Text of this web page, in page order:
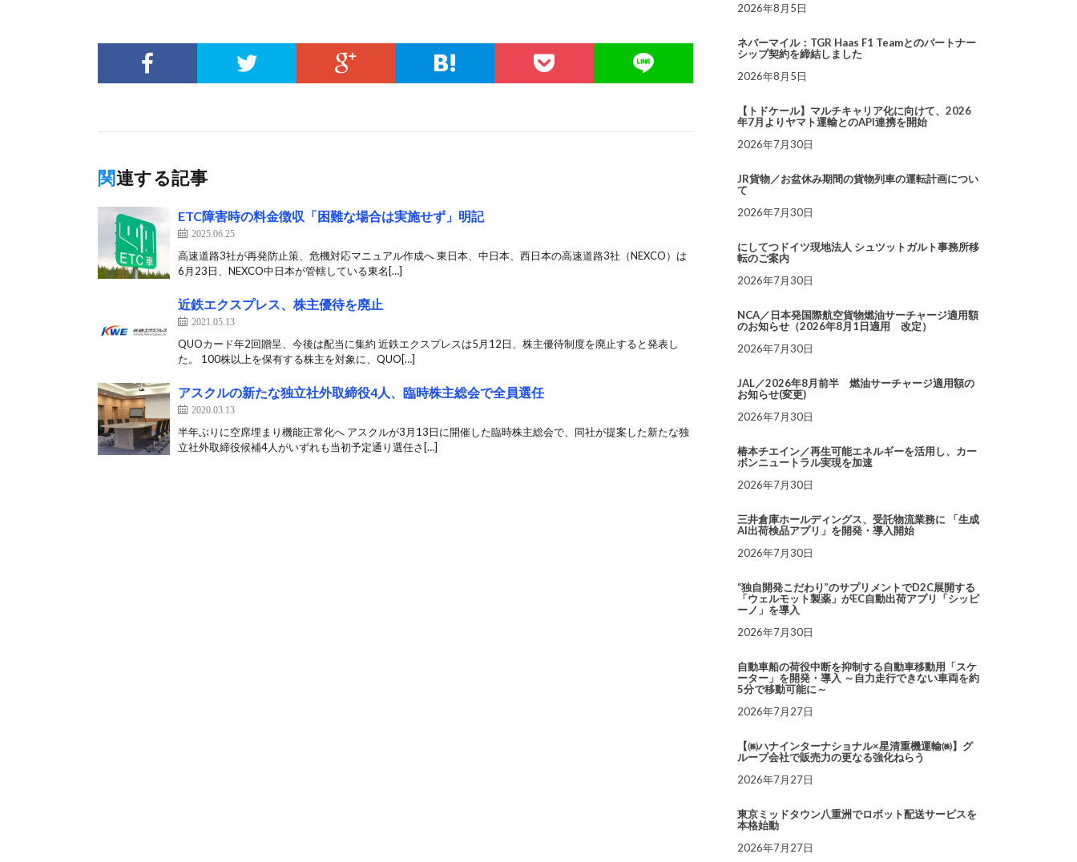
関連する記事
ETC障害時の料金徴収「困難な場合は実施せず」明記
2025.06.25
高速道路3社が再発防止策、危機対応マニュアル作成へ 東日本、中日本、西日本の高速道路3社（NEXCO）は
6月23日、NEXCO中日本が管轄している東名[…]
近鉄エクスプレス、株主優待を廃止
2021.05.13
QUOカード年2回贈呈、今後は配当に集約 近鉄エクスプレスは5月12日、株主優待制度を廃止すると発表し
た。 100株以上を保有する株主を対象に、QUO[…]
アスクルの新たな独立社外取締役4人、臨時株主総会で全員選任
2020.03.13
半年ぶりに空席埋まり機能正常化へ アスクルが3月13日に開催した臨時株主総会で、同社が提案した新たな独
立社外取締役候補4人がいずれも当初予定通り選任さ[…]
2026年8月5日
ネバーマイル：TGR Haas F1 Teamとのパートナー
シップ契約を締結しました
2026年8月5日
【トドケール】マルチキャリア化に向けて、2026
年7月よりヤマト運輸とのAPI連携を開始
2026年7月30日
JR貨物／お盆休み期間の貨物列車の運転計画につい
て
2026年7月30日
にしてつドイツ現地法人 シュツットガルト事務所移
転のご案内
2026年7月30日
NCA／日本発国際航空貨物燃油サーチャージ適用額
のお知らせ（2026年8月1日適用 改定）
2026年7月30日
JAL／2026年8月前半 燃油サーチャージ適用額の
お知らせ(変更)
2026年7月30日
椿本チエイン／再生可能エネルギーを活用し、カー
ボンニュートラル実現を加速
2026年7月30日
三井倉庫ホールディングス、受託物流業務に 「生成
AI出荷検品アプリ」を開発・導入開始
2026年7月30日
“独自開発こだわり”のサプリメントでD2C展開する
「ウェルモット製薬」がEC自動出荷アプリ「シッピ
ーノ」を導入
2026年7月30日
自動車船の荷役中断を抑制する自動車移動用「スケ
ーター」を開発・導入 ～自力走行できない車両を約
5分で移動可能に～
2026年7月27日
【㈱ハナインターナショナル×星清重機運輸㈱】グ
ループ会社で販売力の更なる強化ねらう
2026年7月27日
東京ミッドタウン八重洲でロボット配送サービスを
本格始動
2026年7月27日